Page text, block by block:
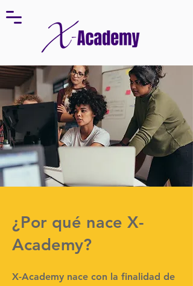
¿Por qué nace X-
Academy?
X-Academy nace con la finalidad de